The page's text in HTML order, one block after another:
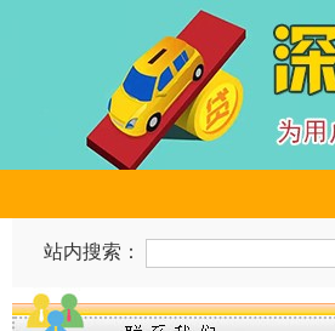
站内搜索：